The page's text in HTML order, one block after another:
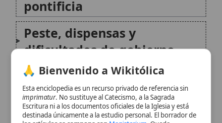
católico
Catedral y cabildo
catedralicio
Iglesias y capillas relevantes
Vida monástica y órdenes
religiosas
imprimatur. No sustituye al Catecismo, a la Sagrada
Escritura ni a los documentos oficiales de la Iglesia y está
destinada únicamente a la estudio personal. El borrador de
los artículos se compone conMagisterium. Queda
prohibida su distribución en iglesias, oratorios, escuelas,
colegios o seminarios sin autorización episcopal -CDC 823-.
colaborar en la perfección de los artículos mediante el uso
del menú superior. Entrando a la enciclopedia confirma que
aviso legal.
Aceptar y Entrar